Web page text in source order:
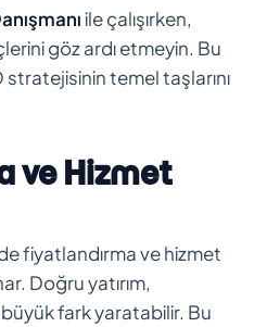
ile çalışırken,
göz ardı etmeyin. Bu
stratejisinin temel taşlarını
ve Hizmet
fiyatlandırma ve hizmet
Doğru yatırım,
fark yaratabilir. Bu